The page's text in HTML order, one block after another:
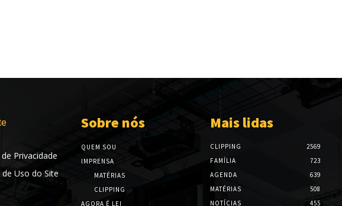
Privacidade
Uso do Site
Sobre nós
QUEM SOU
IMPRENSA
MATÉRIAS
CLIPPING
AGORA É LEI
Mais lidas
CLIPPING
2569
FAMÍLIA
723
AGENDA
639
MATÉRIAS
508
NOTÍCIAS
455